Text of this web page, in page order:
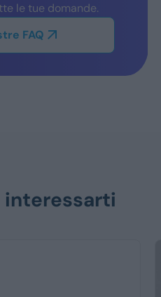
le tue domande.
FAQ
interessarti